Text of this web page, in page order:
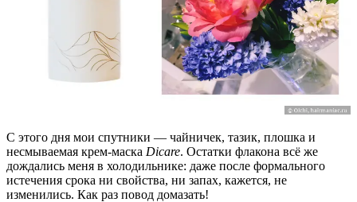
С этого дня мои спутники — чайничек, тазик, плошка и
несмываемая крем-маска Dicare. Остатки флакона всё же
дождались меня в холодильнике: даже после формального
истечения срока ни свойства, ни запах, кажется, не
изменились. Как раз повод домазать!